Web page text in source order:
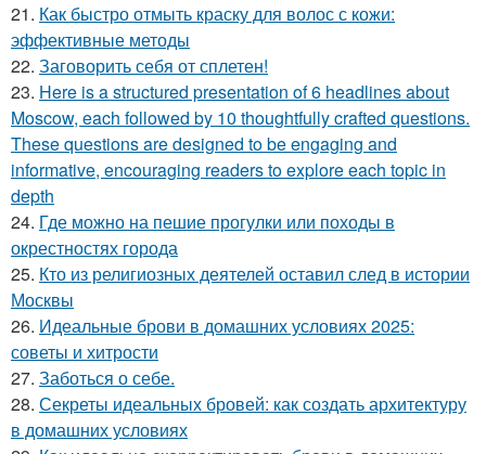
21. Как быстро отмыть краску для волос с кожи:
эффективные методы
22. Заговорить себя от сплетен!
23. Here is a structured presentation of 6 headlines about
Moscow, each followed by 10 thoughtfully crafted questions.
These questions are designed to be engaging and
informative, encouraging readers to explore each topic in
depth
24. Где можно на пешие прогулки или походы в
окрестностях города
25. Кто из религиозных деятелей оставил след в истории
Москвы
26. Идеальные брови в домашних условиях 2025:
советы и хитрости
27. Заботься о себе.
28. Секреты идеальных бровей: как создать архитектуру
в домашних условиях